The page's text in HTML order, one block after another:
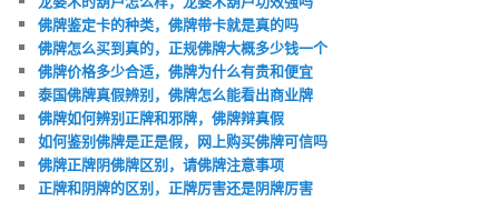
佛牌鉴定卡的种类，佛牌带卡就是真的吗
佛牌怎么买到真的，正规佛牌大概多少钱一个
佛牌价格多少合适，佛牌为什么有贵和便宜
泰国佛牌真假辨别，佛牌怎么能看出商业牌
佛牌如何辨别正牌和邪牌，佛牌辩真假
如何鉴别佛牌是正是假，网上购买佛牌可信吗
佛牌正牌阴佛牌区别，请佛牌注意事项
正牌和阴牌的区别，正牌厉害还是阴牌厉害